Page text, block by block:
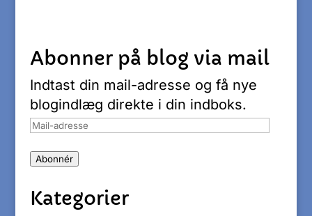
Abonner på blog via mail
Indtast din mail-adresse og få nye
blogindlæg direkte i din indboks.
Mail-
Abonnér
Kategorier